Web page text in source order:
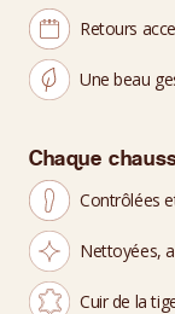
Retours
Une beau
Chaque
Contrôlées
Nettoyées,
Cuir de la